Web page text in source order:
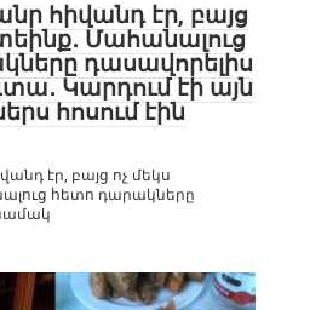
հիվանդ էր, բայց
Մահանալուց
դասավորելիս
Կարդում էի այն
հոսում էին
էր, բայց ոչ մեկս
հետո դարակները